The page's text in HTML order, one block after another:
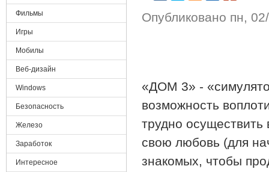
Опубликовано пн,
«ДОМ 3» -
возможность
трудно
свою любовь (для
знакомых, чтобы
Фильмы
Игры
Мобилы
Веб-дизайн
Windows
Безопасность
Железо
Заработок
Интересное